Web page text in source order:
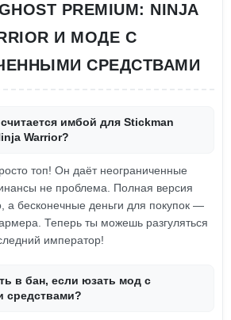
PREMIUM: NINJA
И МОДЕ С
СРЕДСТВАМИ
имбой для Stickman
Warrior?
топ! Он даёт неограниченные
не проблема. Полная версия
а бесконечные деньги для покупок —
Теперь ты можешь разгуляться
император!
в бан, если юзать мод с
средствами?